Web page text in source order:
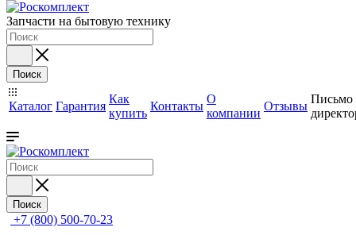
Запчасти на бытовую технику
Поиск
Каталог Гарантия
Как
купить
Контакты
О
компании
Отзывы
Письмо
Поиск
+7 (800) 500-70-23